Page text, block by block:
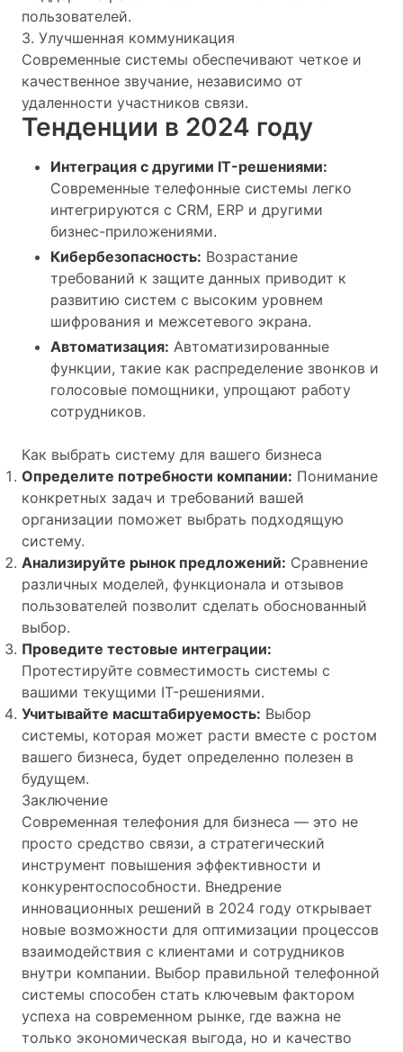
пользователей.
3. Улучшенная коммуникация
Современные системы обеспечивают четкое и
качественное звучание, независимо от
удаленности участников связи.
Тенденции в 2024 году
Интеграция с другими IT-решениями:
Современные телефонные системы легко
интегрируются с CRM, ERP и другими
бизнес-приложениями.
Кибербезопасность: Возрастание
требований к защите данных приводит к
развитию систем с высоким уровнем
шифрования и межсетевого экрана.
Автоматизация: Автоматизированные
функции, такие как распределение звонков и
голосовые помощники, упрощают работу
сотрудников.
Как выбрать систему для вашего бизнеса
Определите потребности компании: Понимание
конкретных задач и требований вашей
организации поможет выбрать подходящую
систему.
Анализируйте рынок предложений: Сравнение
различных моделей, функционала и отзывов
пользователей позволит сделать обоснованный
выбор.
Проведите тестовые интеграции:
Протестируйте совместимость системы с
вашими текущими IT-решениями.
Учитывайте масштабируемость: Выбор
системы, которая может расти вместе с ростом
вашего бизнеса, будет определенно полезен в
будущем.
Заключение
Современная телефония для бизнеса — это не
просто средство связи, а стратегический
инструмент повышения эффективности и
конкурентоспособности. Внедрение
инновационных решений в 2024 году открывает
новые возможности для оптимизации процессов
взаимодействия с клиентами и сотрудников
внутри компании. Выбор правильной телефонной
системы способен стать ключевым фактором
успеха на современном рынке, где важна не
только экономическая выгода, но и качество